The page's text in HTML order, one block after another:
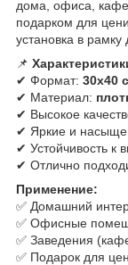
дома, офиса, кафе
подарком для
установка в
📌
✔ Формат: 30х40
✔ Материал:
✔ Высокое
✔ Яркие и
✔ Устойчивость к
✔ Отлично
Применение:
✅ Домашний
✅ Офисные
✅ Заведения
✅ Подарок для